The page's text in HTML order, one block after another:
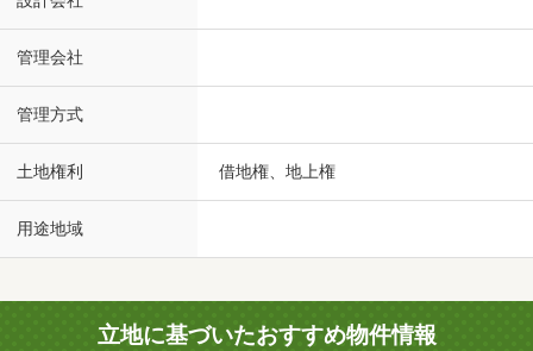
管理会社
管理方式
土地権利 借地権、地上権
用途地域
立地に基づいたおすすめ物件情報